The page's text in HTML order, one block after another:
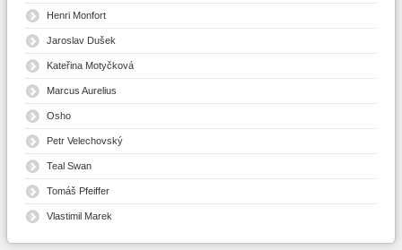
Henri Monfort
Jaroslav Dušek
Kateřina Motyčková
Marcus Aurelius
Osho
Petr Velechovský
Teal Swan
Tomáš Pfeiffer
Vlastimil Marek